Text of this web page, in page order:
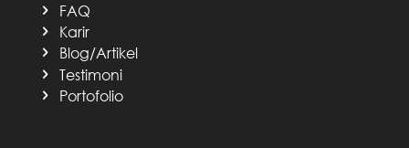
FAQ
Karir
Blog/Artikel
Testimoni
Portofolio